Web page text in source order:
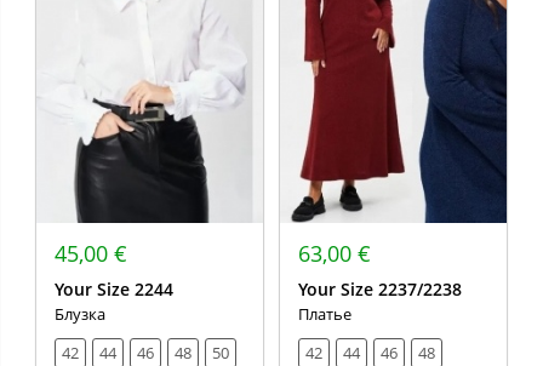
45,00 €
Your Size 2244
Блузка
42
44 46 48
50
63,00 €
Your Size 2237/2238
Платье
42
44 46 48